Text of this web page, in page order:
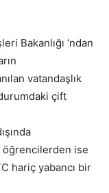
Bakanlığı ‘ndan
vatandaşlık
çift
ise
hariç yabancı bir